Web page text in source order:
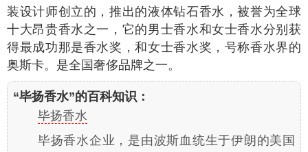
装设计师创立的，推出的液体钻石香水，被誉为全球
十大昂贵香水之一，它的男士香水和女士香水分别获
得最成功那是香水奖，和女士香水奖，号称香水界的
奥斯卡。是全国奢侈品牌之一。
“毕扬香水”的百科知识：
毕扬香水
毕扬香水企业，是由波斯血统生于伊朗的美国